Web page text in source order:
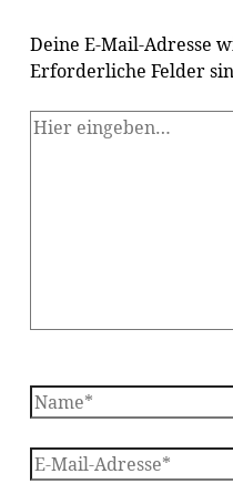
Deine E-Mail-Adresse
Erforderliche Felder
Hier
Name*
E-